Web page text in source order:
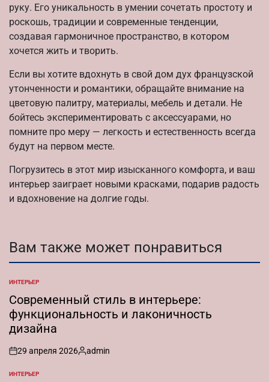
руку. Его уникальность в умении сочетать простоту и
роскошь, традиции и современные тенденции,
создавая гармоничное пространство, в котором
хочется жить и творить.
Если вы хотите вдохнуть в свой дом дух французской
утонченности и романтики, обращайте внимание на
цветовую палитру, материалы, мебель и детали. Не
бойтесь экспериментировать с аксессуарами, но
помните про меру — легкость и естественность всегда
будут на первом месте.
Погрузитесь в этот мир изысканного комфорта, и ваш
интерьер заиграет новыми красками, подарив радость
и вдохновение на долгие годы.
Вам также может понравиться
ОПУБЛИКОВАНО
В
ИНТЕРЬЕР
Современный стиль в интерьере:
функциональность и лаконичность
дизайна
on
29 апреля 2026
Запись
admin
ОПУБЛИКОВАНО
ИНТЕРЬЕР